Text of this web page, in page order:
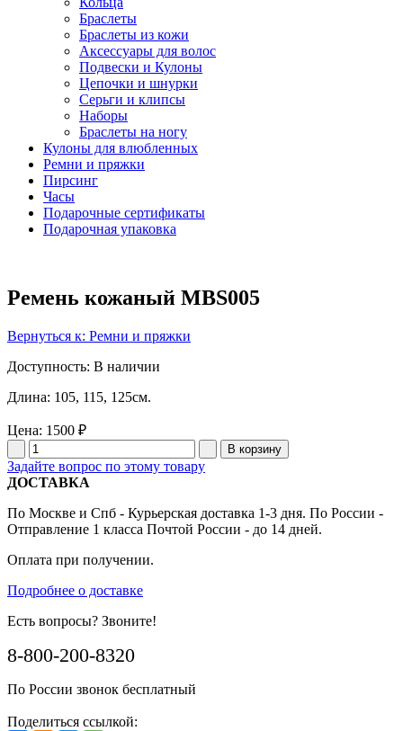
Браслеты
Браслеты из кожи
Аксессуары для волос
Подвески и Кулоны
Цепочки и шнурки
Серьги и клипсы
Наборы
Браслеты на ногу
Кулоны для влюбленных
Ремни и пряжки
Пирсинг
Часы
Подарочные сертификаты
Подарочная упаковка
Ремень кожаный MBS005
Вернуться к: Ремни и пряжки
Доступность: В наличии
Длина: 105, 115, 125см.
Цена: 1500 ₽
Задайте вопрос по этому товару
ДОСТАВКА
По Москве и Спб - Курьерская доставка 1-3 дня. По России -
Отправление 1 класса Почтой России - до 14 дней.
Оплата при получении.
Подробнее о доставке
Есть вопросы? Звоните!
8-800-200-8320
По России звонок бесплатный
Поделиться ссылкой: